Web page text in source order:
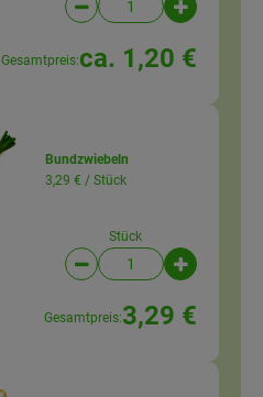
Artikelanzahl
Gesamtpreis:ca. 1,20 €
Bundzwiebeln
3,29 € / Stück
Stück
Artikelanzahl
Gesamtpreis:3,29 €